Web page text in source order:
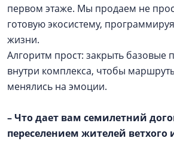
первом этаже. Мы продаем не
готовую экосистему,
жизни.
Алгоритм прост: закрыть базовые
внутри комплекса, чтобы
менялись на эмоции.
– Что дает вам семилетний
переселением жителей ветхого